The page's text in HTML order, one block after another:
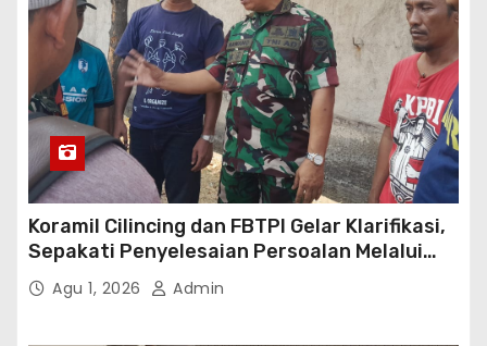
Koramil Cilincing dan FBTPI Gelar Klarifikasi,
Sepakati Penyelesaian Persoalan Melalui
DialogAgu 1, 2026 Admin